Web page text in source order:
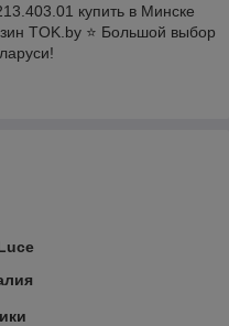
купить в Минске
TOK.by ⭐️ Большой выбор